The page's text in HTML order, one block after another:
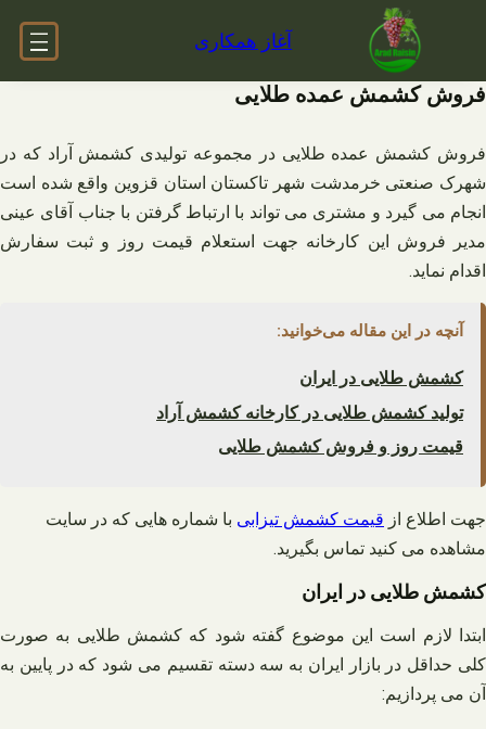
آغاز همکاری
فروش کشمش عمده طلایی
فروش کشمش عمده طلایی در مجموعه تولیدی کشمش آراد که در
شهرک صنعتی خرمدشت شهر تاکستان استان قزوین واقع شده است
انجام می‌ گیرد و مشتری می‌ تواند با ارتباط گرفتن با جناب آقای عینی
مدیر فروش این کارخانه جهت استعلام قیمت روز و ثبت سفارش
اقدام نماید.
آنچه در این مقاله می‌خوانید:
کشمش طلایی در ایران
تولید کشمش طلایی در کارخانه کشمش آراد
قیمت روز و فروش کشمش طلایی
جهت اطلاع از قیمت کشمش تیزابی با شماره هایی که در سایت
مشاهده می کنید تماس بگیرید.
کشمش طلایی در ایران
ابتدا لازم است این موضوع گفته شود که کشمش طلایی به صورت
کلی حداقل در بازار ایران به سه دسته تقسیم می‌ شود که در پایین به
آن می‌ پردازیم: